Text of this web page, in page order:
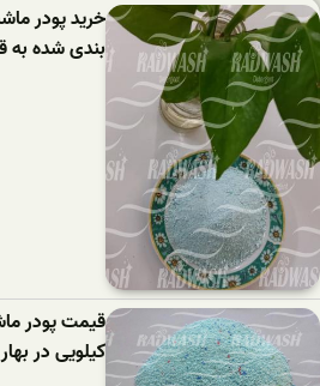
خرید پودر
بندی شده به
کیلویی در بهار 1401